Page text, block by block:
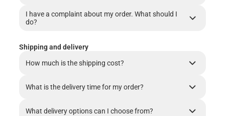
I have a complaint about my order. What should I
do?
Shipping and delivery
How much is the shipping cost?
What is the delivery time for my order?
What delivery options can I choose from?